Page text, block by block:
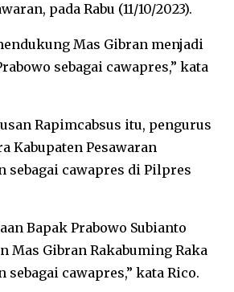
pada Rabu (11/10/2023).
Mas Gibran menjadi
sebagai cawapres,” kata
Rapimcabsus itu, pengurus
Kabupaten Pesawaran
sebagai cawapres di Pilpres
Bapak Prabowo Subianto
Mas Gibran Rakabuming Raka
cawapres,” kata Rico.